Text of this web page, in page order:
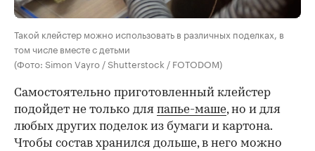
Такой клейстер можно использовать в различных поделках, в
том числе вместе с детьми
(Фото: Simon Vayro / Shutterstock / FOTODOM)
Самостоятельно приготовленный клейстер
подойдет не только для папье-маше, но и для
любых других поделок из бумаги и картона.
Чтобы состав хранился дольше, в него можно